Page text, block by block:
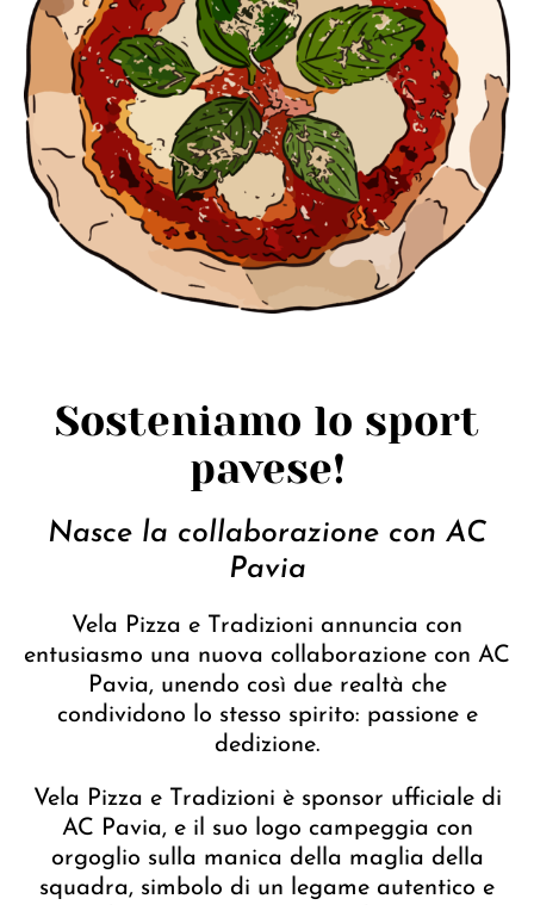
Sosteniamo lo sport
pavese!
Nasce la collaborazione con AC
Pavia
Vela Pizza e Tradizioni annuncia con
entusiasmo una nuova collaborazione con AC
Pavia, unendo così due realtà che
condividono lo stesso spirito: passione e
dedizione.
Vela Pizza e Tradizioni è sponsor ufficiale di
AC Pavia, e il suo logo campeggia con
orgoglio sulla manica della maglia della
squadra, simbolo di un legame autentico e